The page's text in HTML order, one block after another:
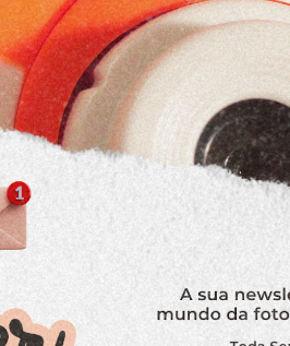
compromisso
cidade das
suas estra...